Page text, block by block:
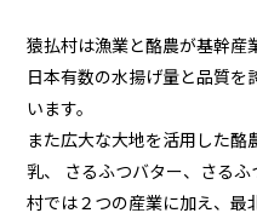
猿払村は漁業と酪農が基幹産
日本有数の水揚げ量と品質を
います。
また広大な大地を活用した
乳、
さるふつバター、さるふ
村では２つの産業に加え、最